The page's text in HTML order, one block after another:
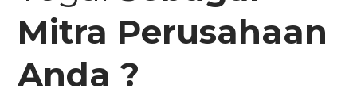
Mitra Perusahaan
Anda ?